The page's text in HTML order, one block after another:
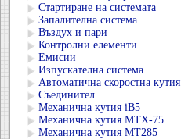
Стартиране на системата
Запалителна система
Въздух и пари
Контролни елементи
Емисии
Изпускателна система
Автоматична скоростна кутия
Съединител
Механична кутия iB5
Механична кутия MTX-75
Механична кутия MT285